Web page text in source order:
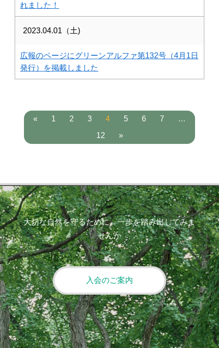
れました！
2023.04.01（土)
広報のページにグリーンアルファ第132号（4月1日
発行）を掲載しました
« 1 2 3 4 5 6 7
…
12
»
大切な自然を守るために、一歩を踏み出してみま
せんか
入会のご案内